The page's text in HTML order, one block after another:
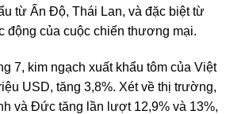
từ Ấn Độ, Thái Lan, và đặc biệt từ
động của cuộc chiến thương mại.
7, kim ngạch xuất khẩu tôm của Việt
USD, tăng 3,8%. Xét về thị trường,
và Đức tăng lần lượt 12,9% và 13%,